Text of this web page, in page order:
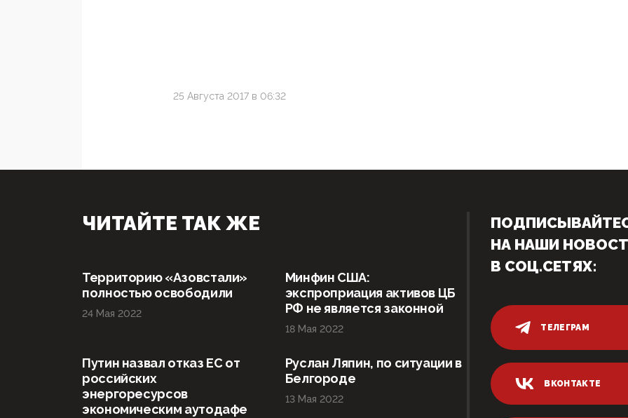
25 Августа 2017 в 06:32
ЧИТАЙТЕ ТАК ЖЕ
Территорию «Азовстали»
полностью освободили
24 Мая 2022
Минфин США:
экспроприация активов ЦБ
РФ не является законной
18 Мая 2022
Путин назвал отказ ЕС от
российских
энергоресурсов
экономическим аутодафе
Руслан Ляпин, по ситуации в
Белгороде
13 Мая 2022
НА НАШИ
В СОЦ.СЕТЯХ:
ТЕЛЕГРАМ
ВКОНТАКТЕ